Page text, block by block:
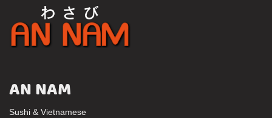
AN NAM
Sushi & Vietnamese